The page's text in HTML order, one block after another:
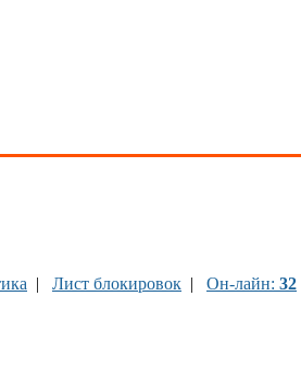
| Лист блокировок | Он-лайн: 32